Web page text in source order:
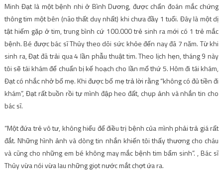
Minh Đạt là một bệnh nhi ở Bình Dương, được chẩn đoán mắc chứng
thông tim một bên (não thất duy nhất) khi chưa đầy 1 tuổi. Đây là một dị
tật hiếm gặp ở tim, trung bình cứ 100.000 trẻ sinh ra mới có 1 trẻ mắc
bệnh. Bé được bác sĩ Thủy theo dõi sức khỏe đến nay đã 7 năm. Từ khi
sinh ra, Đạt đã trải qua 4 lần phẫu thuật tim. Theo lịch hẹn, tháng 9 này
tôi sẽ tái khám để chuẩn bị kế hoạch cho lần mổ thứ 5. Hôm đi tái khám,
Đạt có nhắc nhở bố mẹ. Khi được bố mẹ trả lời rằng “không có đủ tiền đi
khám”, Đạt rất buồn rồi tự mình đập heo đất, chụp ảnh và nhắn tin cho
bác sĩ.
“Một đứa trẻ vô tư, không hiểu để điều trị bệnh của mình phải trả giá rất
đắt. Những hình ảnh và dòng tin nhắn khiến tôi thấy thương cho cháu
và cũng cho những em bé không may mắc bệnh tim bẩm sinh”. , Bác sĩ
Thủy vừa nói vừa lau những giọt nước mắt chợt ứa ra.